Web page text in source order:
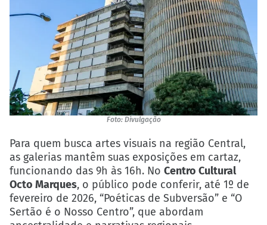
Foto: Divulgação
Para quem busca artes visuais na região Central,
as galerias mantêm suas exposições em cartaz,
funcionando das 9h às 16h. No Centro Cultural
Octo Marques, o público pode conferir, até 1º de
fevereiro de 2026, “Poéticas de Subversão” e “O
Sertão é o Nosso Centro”, que abordam